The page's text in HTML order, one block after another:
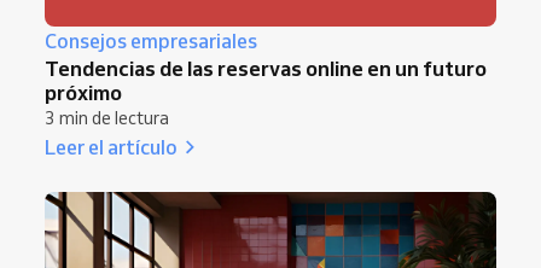
Consejos empresariales
Tendencias de las reservas online en un futuro
próximo
3 min de lectura
Leer el artículo